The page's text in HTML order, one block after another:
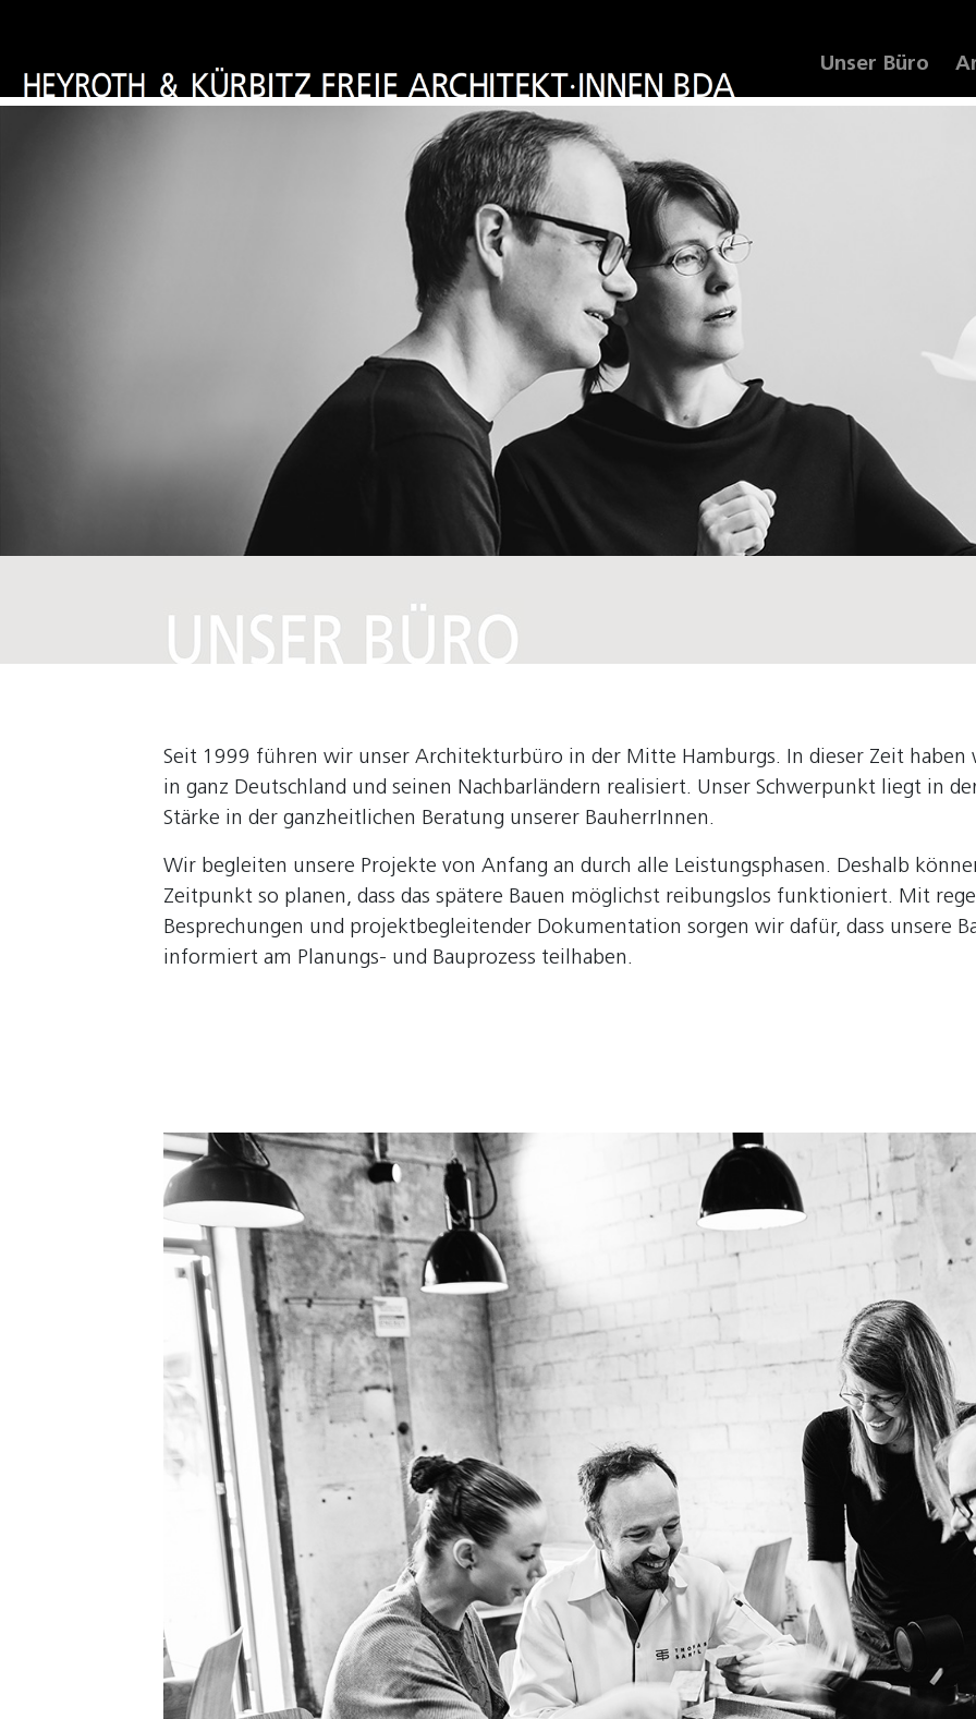
Unser Büro
Seit 1999 führen wir unser Architekturbüro in der Mitte Hamburgs. In dieser Zeit
in ganz Deutschland und seinen Nachbarländern realisiert. Unser Schwerpunkt liegt in
Stärke in der ganzheitlichen Beratung unserer BauherrInnen.
Wir begleiten unsere Projekte von Anfang an durch alle Leistungsphasen. Deshalb
Zeitpunkt so planen, dass das spätere Bauen möglichst reibungslos funktioniert. Mit
Besprechungen und projektbegleitender Dokumentation sorgen wir dafür, dass unsere
informiert am Planungs- und Bauprozess teilhaben.